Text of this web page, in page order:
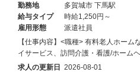
勤務地
多賀城市 下馬駅
給与タイプ
時給1,250円～
雇用形態
派遣社員
【仕事内容】<職種> 有料老人ホー
イサービス、訪問介護・看護/ホーム
求人の更新日 2026-08-01